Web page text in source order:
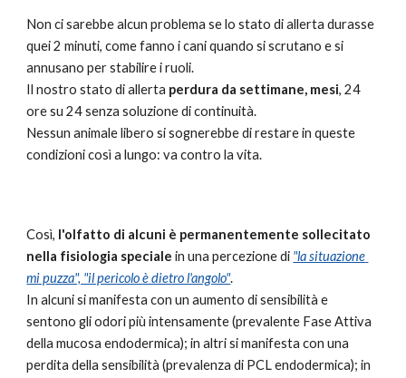
Non ci sarebbe alcun problema se lo stato di allerta durasse
quei 2 minuti, come fanno i cani quando si scrutano e si
annusano per stabilire i ruoli.
Il nostro stato di allerta perdura da settimane, mesi, 24
ore su 24 senza soluzione di continuità.
Nessun animale libero si sognerebbe di restare in queste
condizioni così a lungo: va contro la vita.
Così, l'olfatto di alcuni è permanentemente sollecitato
nella fisiologia speciale in una percezione di "la situazione
mi puzza", "il pericolo è dietro l'angolo".
In alcuni si manifesta con un aumento di sensibilità e
sentono gli odori più intensamente (prevalente Fase Attiva
della mucosa endodermica); in altri si manifesta con una
perdita della sensibilità (prevalenza di PCL endodermica); in